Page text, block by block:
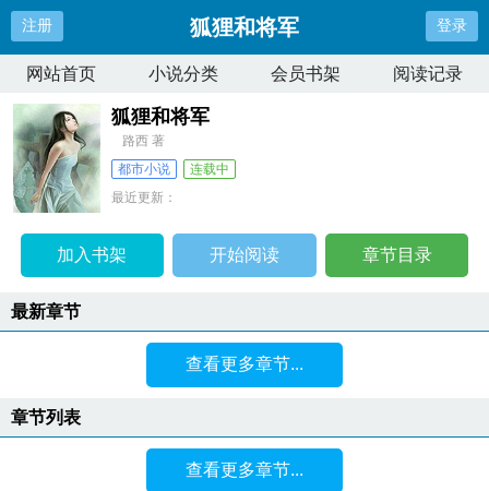
注册 狐狸和将军 登录
网站首页 小说分类 会员书架 阅读记录
狐狸和将军
路西 著
都市小说
连载中
最近更新：
加入书架 开始阅读 章节目录
最新章节
查看更多章节...
章节列表
查看更多章节...